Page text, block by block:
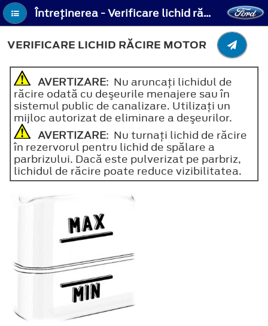
Întreţinerea - Verificare lichid răcire motor
VERIFICARE LICHID RĂCIRE MOTOR
AVERTIZARE: Nu aruncaţi lichidul de
răcire odată cu deşeurile menajere sau în
sistemul public de canalizare. Utilizaţi un
mijloc autorizat de eliminare a deşeurilor.
AVERTIZARE: Nu turnaţi lichid de răcire
în rezervorul pentru lichid de spălare a
parbrizului. Dacă este pulverizat pe parbriz,
lichidul de răcire poate reduce vizibilitatea.